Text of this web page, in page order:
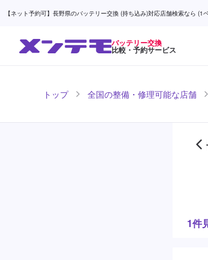
【ネット予約可】長野県のバッテリー交換 (持ち込み)対応店舗検索なら (1
バッテリー交換
比較・予約サービス
トップ 全国の整備・修理可能な店舗
1件